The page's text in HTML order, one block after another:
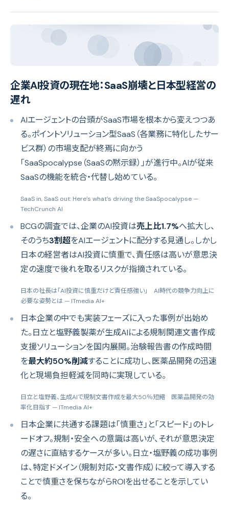
企業AI投資の現在地：SaaS崩壊と日本型経営の
遅れ
AIエージェントの台頭がSaaS市場を根本から変えつつあ
る。ポイントソリューション型SaaS（各業務に特化したサー
ビス群）の市場支配が終焉に向かう
「SaaSpocalypse（SaaSの黙示録）」が進行中。AIが従来
SaaSの機能を統合・代替し始めている。
SaaS in, SaaS out: Here’s what’s driving the SaaSpocalypse —
TechCrunch AI
BCGの調査では、企業のAI投資は売上比1.7%へ拡大し、
そのうち3割超をAIエージェントに配分する見通し。しかし
日本の経営者はAI投資に慎重で、責任感は高いが意思決
定の速度で後れを取るリスクが指摘されている。
日本の社長は「AI投資に慎重だけど責任感強い」 AI時代の競争力向上に
必要な姿勢とは — ITmedia AI+
日本企業の中でも実装フェーズに入った事例が出始め
た。日立と塩野義製薬が生成AIによる規制関連文書作成
支援ソリューションを国内展開。治験報告書の作成時間
を最大約50%削減することに成功し、医薬品開発の迅速
化と現場負担軽減を同時に実現している。
日立と塩野義、生成AIで規制文書作成を最大50％短縮 医薬品開発の効
率化目指す — ITmedia AI+
日本企業に共通する課題は「慎重さ」と「スピード」のトレ
ードオフ。規制・安全への意識は高いが、それが意思決定
の遅さに直結するケースが多い。日立・塩野義の成功事例
は、特定ドメイン（規制対応・文書作成）に絞って導入する
ことで慎重さを保ちながらROIを出せることを示してい
る。